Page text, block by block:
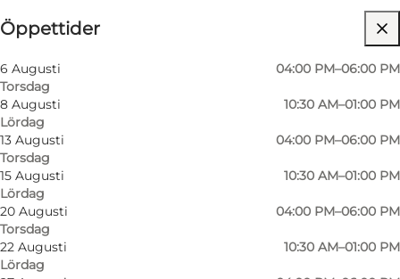
Öppettider
6 Augusti
Torsdag
04:00 PM–06:00 PM
8 Augusti
Lördag
10:30 AM–01:00 PM
13 Augusti
Torsdag
04:00 PM–06:00 PM
15 Augusti
Lördag
10:30 AM–01:00 PM
20 Augusti
Torsdag
04:00 PM–06:00 PM
22 Augusti
Lördag
10:30 AM–01:00 PM
Besök webbplats